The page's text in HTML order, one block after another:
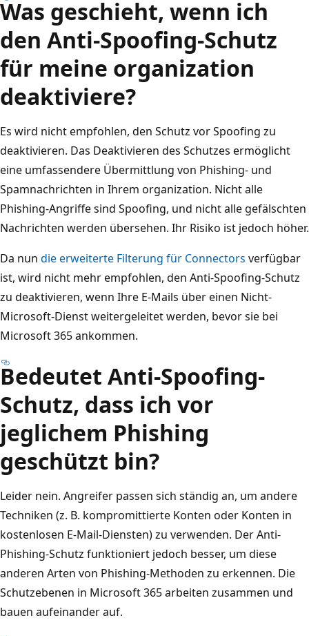
Was geschieht, wenn ich
den Anti-Spoofing-Schutz
für meine organization
deaktiviere?
Es wird nicht empfohlen, den Schutz vor Spoofing zu
deaktivieren. Das Deaktivieren des Schutzes ermöglicht
eine umfassendere Übermittlung von Phishing- und
Spamnachrichten in Ihrem organization. Nicht alle
Phishing-Angriffe sind Spoofing, und nicht alle gefälschten
Nachrichten werden übersehen. Ihr Risiko ist jedoch höher.
Da nun die erweiterte Filterung für Connectors verfügbar
ist, wird nicht mehr empfohlen, den Anti-Spoofing-Schutz
zu deaktivieren, wenn Ihre E-Mails über einen Nicht-
Microsoft-Dienst weitergeleitet werden, bevor sie bei
Microsoft 365 ankommen.
Bedeutet Anti-Spoofing-
Schutz, dass ich vor
jeglichem Phishing
geschützt bin?
Leider nein. Angreifer passen sich ständig an, um andere
Techniken (z. B. kompromittierte Konten oder Konten in
kostenlosen E-Mail-Diensten) zu verwenden. Der Anti-
Phishing-Schutz funktioniert jedoch besser, um diese
anderen Arten von Phishing-Methoden zu erkennen. Die
Schutzebenen in Microsoft 365 arbeiten zusammen und
bauen aufeinander auf.